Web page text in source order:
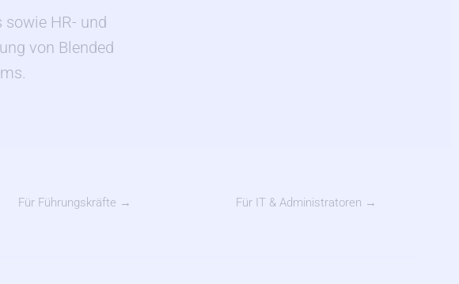
sowie HR- und
von Blended
Für Führungskräfte → Für IT & Administratoren →